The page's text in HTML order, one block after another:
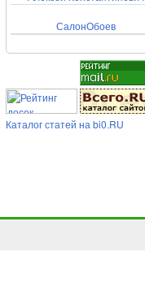
СалонОбоев
Каталог статей на bi0.RU